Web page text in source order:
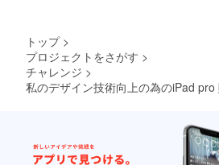
トップ >
プロジェクトをさがす >
チャレンジ >
私のデザイン技術向上の為のiPad pro